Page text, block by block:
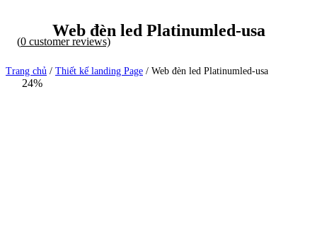
Web đèn led Platinumled-usa
(0 customer reviews)
Trang chủ / Thiết kế landing Page / Web đèn led Platinumled-usa
24%